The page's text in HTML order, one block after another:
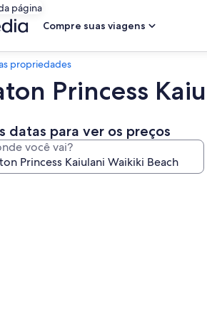
página
Compre suas viagens
propriedades
Princess
datas para ver os preços
você vai?